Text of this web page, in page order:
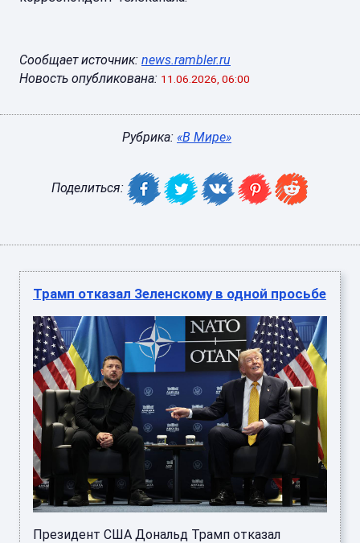
Сообщает источник: news.rambler.ru
Новость опубликована: 11.06.2026, 06:00
Рубрика: «В Мире»
Поделиться:
Трамп отказал Зеленскому в одной просьбе
Президент США Дональд Трамп отказал